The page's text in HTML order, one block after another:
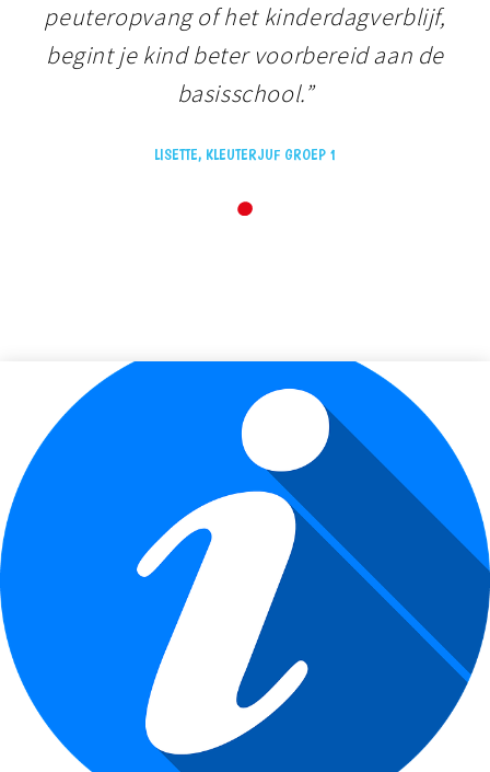
peuteropvang of het kinderdagverblijf,
begint je kind beter voorbereid aan de
basisschool.”
LISETTE, KLEUTERJUF GROEP 1